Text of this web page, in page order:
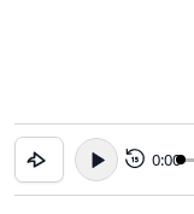
15 0:00